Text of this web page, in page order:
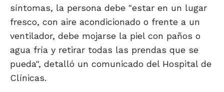
síntomas, la persona debe "estar en un lugar
fresco, con aire acondicionado o frente a un
ventilador, debe mojarse la piel con paños o
agua fría y retirar todas las prendas que se
pueda", detalló un comunicado del Hospital de
Clínicas.